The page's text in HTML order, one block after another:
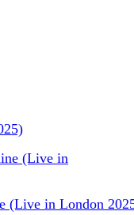
(Live in London